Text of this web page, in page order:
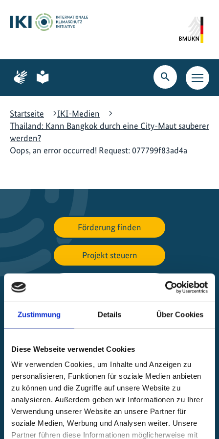
Zustimmung Details Über Cookies
Diese Webseite verwendet Cookies
Wir verwenden Cookies, um Inhalte und Anzeigen zu
personalisieren, Funktionen für soziale Medien anbieten
zu können und die Zugriffe auf unsere Website zu
analysieren. Außerdem geben wir Informationen zu Ihrer
Verwendung unserer Website an unsere Partner für
soziale Medien, Werbung und Analysen weiter. Unsere
Partner führen diese Informationen möglicherweise mit
Hauptinhalt
springen
Suche
springen
Hauptnavigation
springen
Zur
Seite
Gebärdensprache
Zur
Seite
leichte
Suche
öffnen
Startseite
IKI-Medien
Thailand: Kann Bangkok durch eine City-Maut sauberer
werden?
Oops, an error occurred! Request: 077799f83ad4a
Förderung finden
Projekt steuern
Über die IKI
Projektkarte